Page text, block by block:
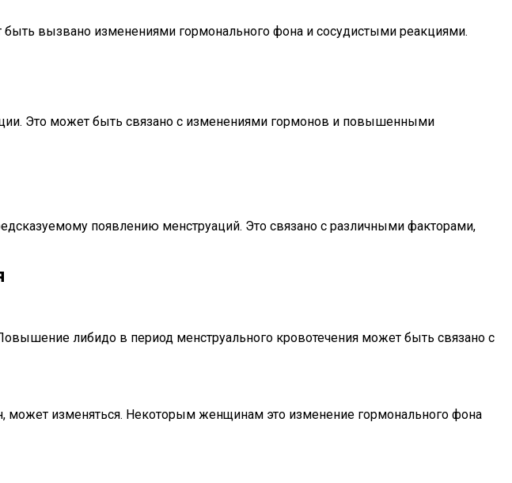
вызвано изменениями гормонального фона и сосудистыми реакциями.
Это может быть связано с изменениями гормонов и повышенными
появлению менструаций. Это связано с различными факторами,
либидо в период менструального кровотечения может быть связано с
может изменяться. Некоторым женщинам это изменение гормонального фона